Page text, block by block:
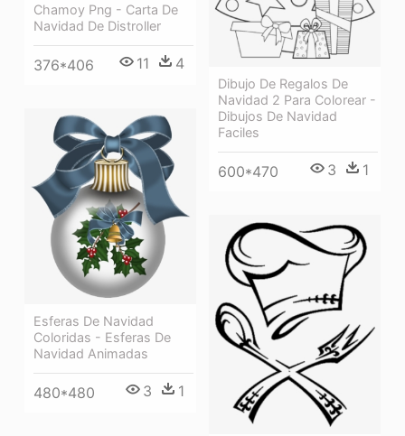
Chamoy Png - Carta De
Navidad De Distroller
376*406 11 4
Dibujo De Regalos De
Navidad 2 Para Colorear -
Dibujos De Navidad
Faciles
600*470 3 1
Esferas De Navidad
Coloridas - Esferas De
Navidad Animadas
480*480 3 1